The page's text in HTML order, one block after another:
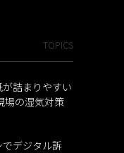
TOPICS
詰まりやすい
場の湿気対策
デジタル訴